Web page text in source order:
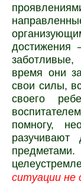
достижения
время они
свои силы,
своего
помногу,
ситуации не